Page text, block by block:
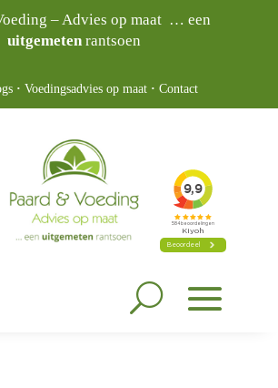
– Advies op maat … een
uitgemetenrantsoen
·Voedingsadvies op maat ·Contact